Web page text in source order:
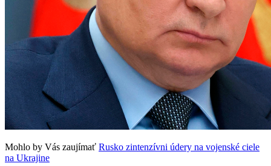
Mohlo by Vás zaujímať Rusko zintenzívni údery na vojenské ciele
na Ukrajine